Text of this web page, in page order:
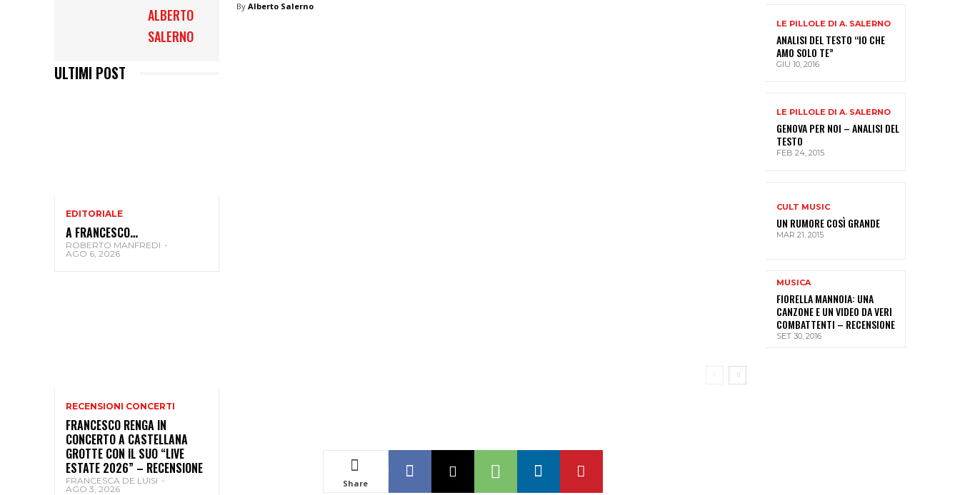
ALBERTO
SALERNO
ULTIMI POST
EDITORIALE
A FRANCESCO…
ROBERTO MANFREDI -
AGO 6, 2026
RECENSIONI CONCERTI
FRANCESCO RENGA IN
CONCERTO A CASTELLANA
GROTTE CON IL SUO “LIVE
ESTATE 2026” – RECENSIONE
FRANCESCA DE LUISI -
AGO 3, 2026
By Alberto Salerno
Share
LE PILLOLE DI A. SALERNO
ANALISI DEL TESTO “IO CHE
AMO SOLO TE”
GIU 10, 2016
LE PILLOLE DI A. SALERNO
GENOVA PER NOI – ANALISI DEL
TESTO
FEB 24, 2015
CULT MUSIC
UN RUMORE COSÌ GRANDE
MAR 21, 2015
MUSICA
FIORELLA MANNOIA: UNA
CANZONE E UN VIDEO DA VERI
COMBATTENTI – RECENSIONE
SET 30, 2016